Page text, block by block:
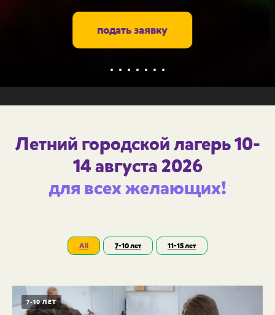
смотреть программу
Летний городской лагерь 10-
14 августа 2026
для всех желающих!
All 7-10 лет 11-15 лет
7-10 ЛЕТ